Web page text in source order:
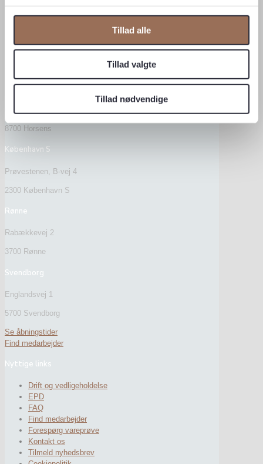
Tillad alle
Tillad valgte
Tillad nødvendige
8960 Randers SØ
Havnegade 4, st.
Horsens
Ove Jensens Allé 52
8700 Horsens
København S
Prøvestenen, B-vej 4
2300 København S
Rønne
Rabækkevej 2
3700 Rønne
Svendborg
Englandsvej 1
5700 Svendborg
Se åbningstider
Find medarbejder
Nyttige links
Drift og vedligeholdelse
EPD
FAQ
Find medarbejder
Forespørg vareprøve
Kontakt os
Tilmeld nyhedsbrev